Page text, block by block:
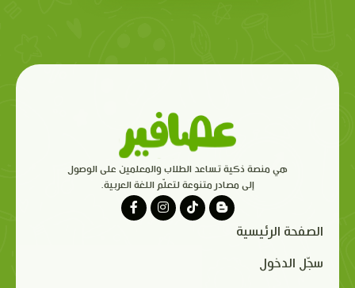
هي منصة ذكية تساعد الطلاب والمعلمين على الوصول
إلى مصادر متنوعة لتعلّم اللغة العربية.
الصفحة الرئيسية
سجّل الدخول